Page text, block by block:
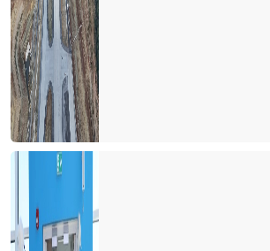
2024 TE DÜNYA TURİZMİ YENİ BİR SAYFA
YILIN SON GÜNÜ YURT DIŞINDAN 82 UÇUŞ
İklim Direnci Vergisi’ ile turizmden kapatmaya
GÜVEN FİYATTAN ÖNEMLİ, SAVAŞLAR
TATİL 2024’ TE DAHA UCUZ OLMAYACAK
ANTALYA’DA YILIN SÜRPRİZİ POLONYA,
AVRUPA PAZARI UMUTLU, BDT TEPKİLİ,